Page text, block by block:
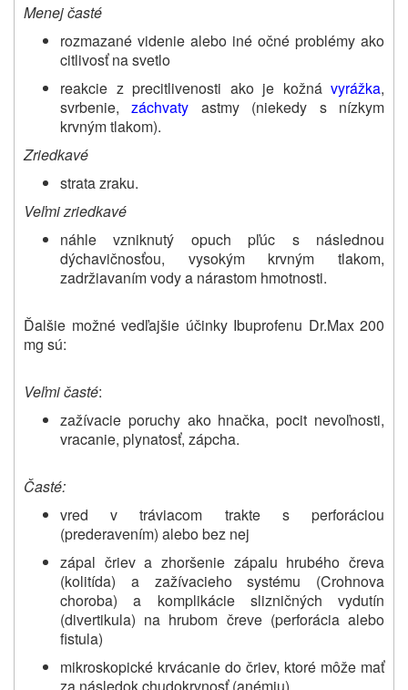
Menej časté
rozmazané videnie alebo iné očné problémy ako
citlivosť na svetlo
reakcie z precitlivenosti ako je kožná vyrážka,
svrbenie,záchvaty astmy (niekedy s nízkym
krvným tlakom).
Zriedkavé
strata zraku.
Veľmi zriedkavé
náhle vzniknutý opuch pľúc s následnou
dýchavičnosťou, vysokým krvným tlakom,
zadržiavaním vody a nárastom hmotnosti.
Ďalšie možné vedľajšie účinky Ibuprofenu Dr.Max 200
mg sú:
Veľmi časté:
zažívacie poruchy ako hnačka, pocit nevoľnosti,
vracanie, plynatosť, zápcha.
Časté:
vred v tráviacom trakte s perforáciou
(prederavením) alebo bez nej
zápal čriev a zhoršenie zápalu hrubého čreva
(kolitída) a zažívacieho systému (Crohnova
choroba) a komplikácie slizničných vydutín
(divertikula) na hrubom čreve (perforácia alebo
fistula)
mikroskopické krvácanie do čriev, ktoré môže mať